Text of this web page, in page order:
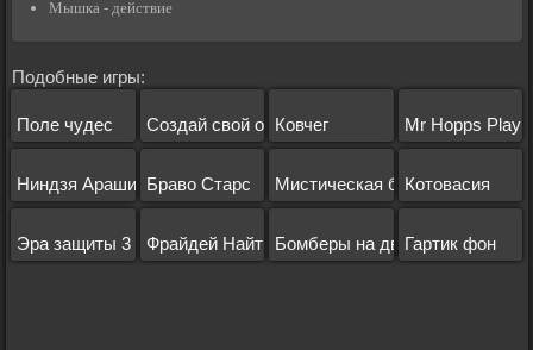
Мышка - действие
Подобные игры:
Поле чудес Создай свой остров
Ковчег Mr Hopps
Ниндзя Араши Браво Старс Мистическая битваКотовасия
Эра защиты 3 Фрайдей Найт Фанкин на ПК
Бомберы на двоихГартик фон